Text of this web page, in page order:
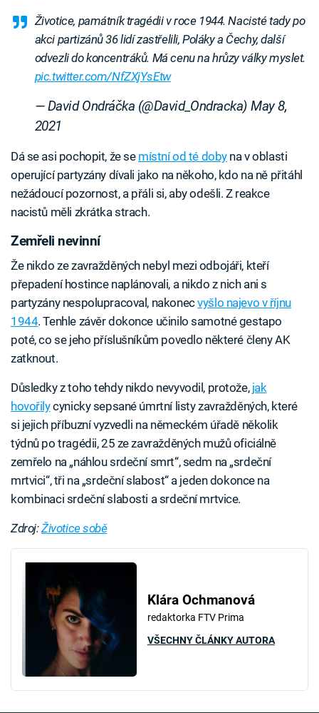
Životice, památník tragédii v roce 1944. Nacisté tady po
akci partizánů 36 lidí zastřelili, Poláky a Čechy, další
odvezli do koncentráků. Má cenu na hrůzy války myslet.
pic.twitter.com/NfZXjYsEtw
— David Ondráčka (@David_Ondracka)May 8,
2021
Dá se asi pochopit, že se místní od té dobyna v oblasti
operující partyzány dívali jako na někoho, kdo na ně přitáhl
nežádoucí pozornost, a přáli si, aby odešli. Z reakce
nacistů měli zkrátka strach.
Zemřeli nevinní
Že nikdo ze zavražděných nebyl mezi odbojáři, kteří
přepadení hostince naplánovali, a nikdo z nich ani s
partyzány nespolupracoval, nakonecvyšlo najevo v říjnu
1944. Tenhle závěr dokonce učinilo samotné gestapo
poté, co se jeho příslušníkům povedlo některé členy AK
zatknout.
Důsledky z toho tehdy nikdo nevyvodil, protože, jak
hovořilycynicky sepsané úmrtní listy zavražděných, které
si jejich příbuzní vyzvedli na německém úřadě několik
týdnů po tragédii, 25 ze zavražděných mužů oficiálně
zemřelo na „náhlou srdeční smrt“, sedm na „srdeční
mrtvici“, tři na „srdeční slabost“ a jeden dokonce na
kombinaci srdeční slabosti a srdeční mrtvice.
Zdroj:Životice sobě
Klára Ochmanová
redaktorka FTV Prima
VŠECHNY ČLÁNKY AUTORA